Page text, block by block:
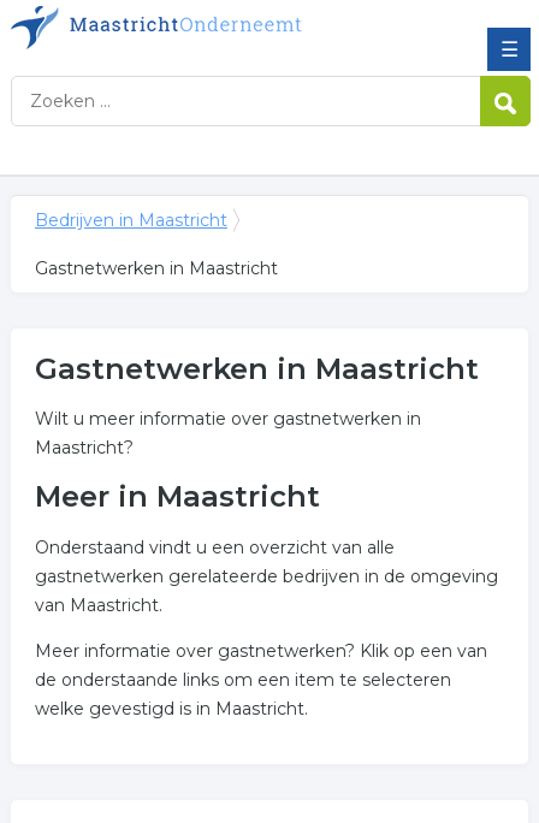
☰
Bedrijven in Maastricht
Gastnetwerken in Maastricht
Gastnetwerken in Maastricht
Wilt u meer informatie over gastnetwerken in
Maastricht?
Meer in Maastricht
Onderstaand vindt u een overzicht van alle
gastnetwerken gerelateerde bedrijven in de omgeving
van Maastricht.
Meer informatie over gastnetwerken? Klik op een van
de onderstaande links om een item te selecteren
welke gevestigd is in Maastricht.